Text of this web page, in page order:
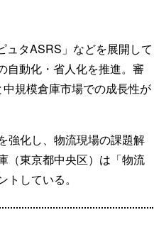
ュタASRS」などを展開して
自動化・省人化を推進。審
規模倉庫市場での成長性が
強化し、物流現場の課題解
（東京都中央区）は「物流
している。